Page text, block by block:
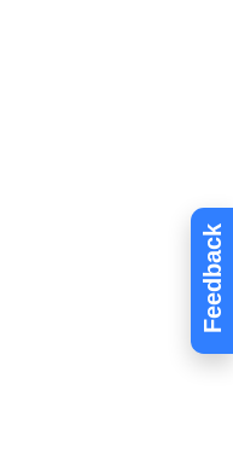
Feedback